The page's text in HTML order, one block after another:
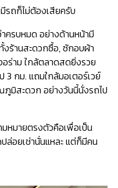
รถก็ไม่ต้องเสียครับ
รบหมด อย่างด้านหน้ามี
ร้านสะดวกซื้อ, ซักอบผ้า
ร่าม ใกล้ตลาดสดยิ่งรวย
3 กม. แถมใกล้มอเตอร์เวย์
มิสะดวก อย่างวันนี้นั่งรถไป
มหมายตรงตัวคือเพื่อเป็น
ล่อยเช่านั่นแหละ แต่ก็มีคน